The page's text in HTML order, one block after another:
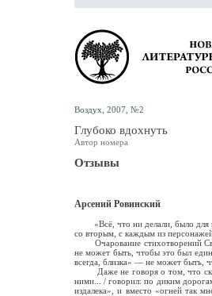
Воздух, 2007, №2
Глубоко вдохнуть
Автор номера
Отзывы
Арсений Ровинский
«Всё, что ни делали, было для
со вторым, с каждым из
Очарование стихотворений
не может быть, чтобы это был
всегда, близка» — не может быть,
Даже не говоря о том, что
ними... / говорил: по диким
издалека», и вместо «огней так